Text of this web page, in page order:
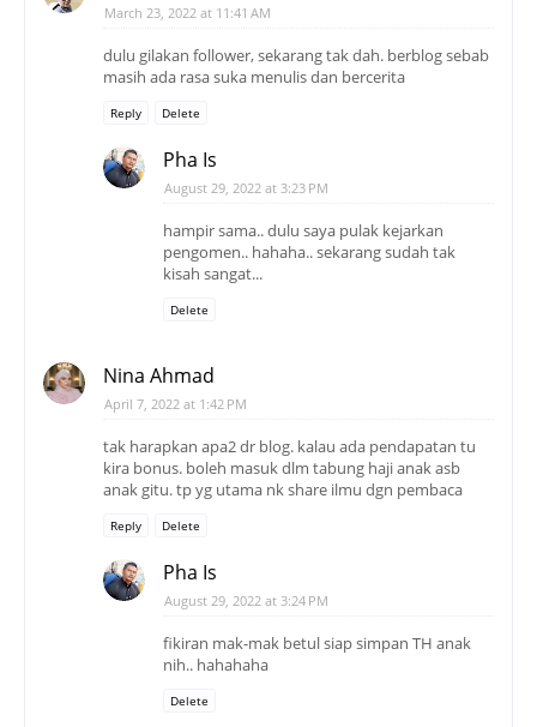
March 23, 2022 at 11:41 AM
dulu gilakan follower, sekarang tak dah. berblog sebab
masih ada rasa suka menulis dan bercerita
Reply Delete
Pha Is
August 29, 2022 at 3:23 PM
hampir sama.. dulu saya pulak kejarkan
pengomen.. hahaha.. sekarang sudah tak
kisah sangat...
Delete
Nina Ahmad
April 7, 2022 at 1:42 PM
tak harapkan apa2 dr blog. kalau ada pendapatan tu
kira bonus. boleh masuk dlm tabung haji anak asb
anak gitu. tp yg utama nk share ilmu dgn pembaca
Reply Delete
Pha Is
August 29, 2022 at 3:24 PM
fikiran mak-mak betul siap simpan TH anak
nih.. hahahaha
Delete